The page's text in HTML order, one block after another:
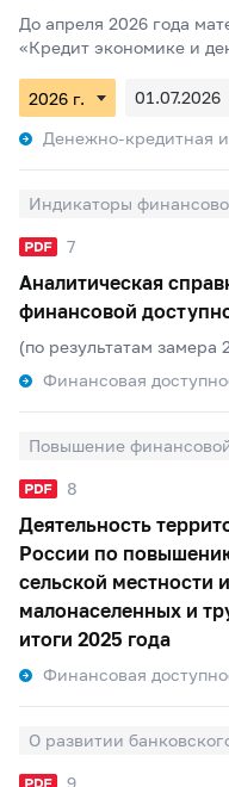
До апреля 2026 года
«Кредит экономике и
01.07.2026
Денежно-кредитная
Индикаторы
7
Аналитическая
финансовой
(по результатам замера
Финансовая
8
Деятельность
России по
сельской местности
малонаселенных и
итоги 2025 года
Финансовая
9